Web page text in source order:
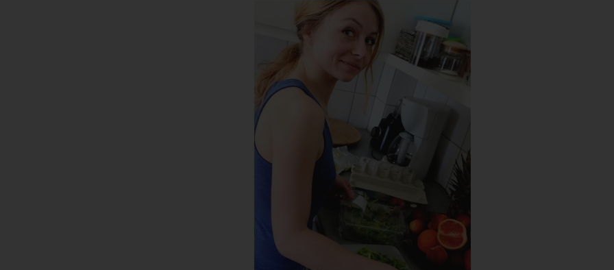
Partager sur X
Partager sur Facebook
Partager sur LinkedIn
Partager par email